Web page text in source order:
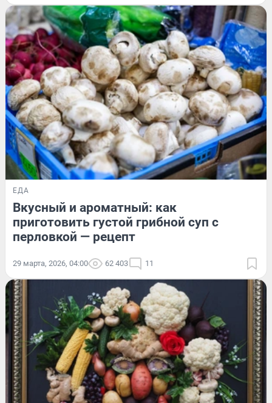
ЕДА
Вкусный и ароматный: как
приготовить густой грибной суп с
перловкой — рецепт
29 марта, 2026, 04:00 62 403 11